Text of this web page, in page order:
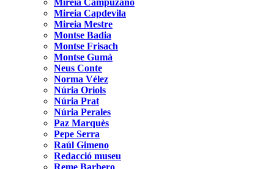
Mireia Capdevila
Mireia Mestre
Montse Badia
Montse Frisach
Montse Gumà
Neus Conte
Norma Vélez
Núria Oriols
Núria Prat
Núria Perales
Paz Marquès
Pepe Serra
Raúl Gimeno
Redacció museu
Reme Barbero